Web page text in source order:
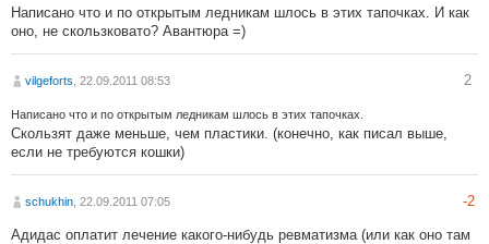
Написано что и по открытым ледникам шлось в этих тапочках. И как
оно, не скользковато? Авантюра =)
vilgeforts , 22.09.2011 08:53 2
Написано что и по открытым ледникам шлось в этих тапочках.
Скользят даже меньше, чем пластики. (конечно, как писал выше,
если не требуются кошки)
schukhin , 22.09.2011 07:05 -2
Адидас оплатит лечение какого-нибудь ревматизма (или как оно там